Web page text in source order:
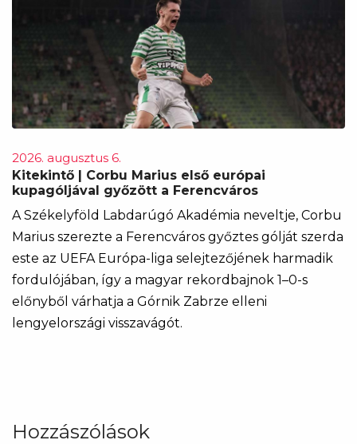
2026. augusztus 6.
Kitekintő | Corbu Marius első európai
kupagóljával győzött a Ferencváros
A Székelyföld Labdarúgó Akadémia neveltje, Corbu
Marius szerezte a Ferencváros győztes gólját szerda
este az UEFA Európa-liga selejtezőjének harmadik
fordulójában, így a magyar rekordbajnok 1–0-s
előnyből várhatja a Górnik Zabrze elleni
lengyelországi visszavágót.
Hozzászólások